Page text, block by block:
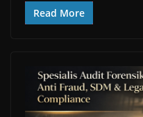
Read More